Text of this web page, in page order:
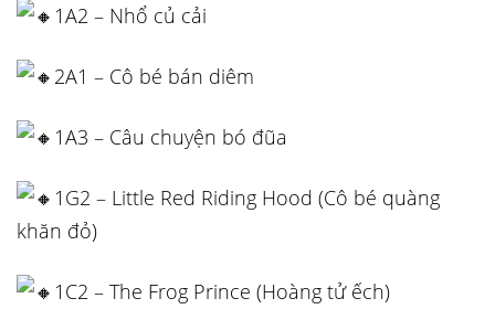
1A2 – Nhổ củ cải
2A1 – Cô bé bán diêm
1A3 – Câu chuyện bó đũa
1G2 – Little Red Riding Hood (Cô bé quàng
khăn đỏ)
1C2 – The Frog Prince (Hoàng tử ếch)